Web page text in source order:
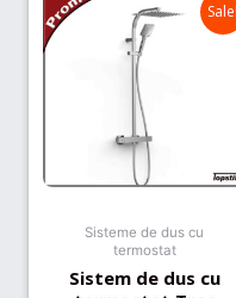
Sale!
Sisteme de dus cu
termostat
Sistem de dus cu